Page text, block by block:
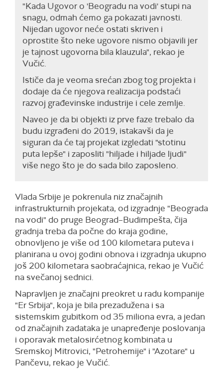
"Kada Ugovor o 'Beogradu na vodi' stupi na
snagu, odmah ćemo ga pokazati javnosti.
Nijedan ugovor neće ostati skriven i
oprostite što neke ugovore nismo objavili jer
je tajnost ugovorna bila klauzula", rekao je
Vučić.
Ističe da je veoma srećan zbog tog projekta i
dodaje da će njegova realizacija podstaći
razvoj građevinske industrije i cele zemlje.
Naveo je da bi objekti iz prve faze trebalo da
budu izgrađeni do 2019, istakavši da je
siguran da će taj projekat izgledati "stotinu
puta lepše" i zaposliti "hiljade i hiljade ljudi"
više nego što je do sada bilo zaposleno.
Vlada Srbije je pokrenula niz značajnih
infrastrukturnih projekata, od izgradnje "Beograda
na vodi" do pruge Beograd–Budimpešta, čija
gradnja treba da počne do kraja godine,
obnovljeno je više od 100 kilometara puteva i
planirana u ovoj godini obnova i izgradnja ukupno
još 200 kilometara saobraćajnica, rekao je Vučić
na svečanoj sednici.
Napravljen je značajni preokret u radu kompanije
"Er Srbija", koja je bila prezadužena i sa
sistemskim gubitkom od 35 miliona evra, a jedan
od značajnih zadataka je unapređenje poslovanja
i oporavak metalosirćetnog kombinata u
Sremskoj Mitrovici, "Petrohemije" i "Azotare" u
Pančevu, rekao je Vučić.